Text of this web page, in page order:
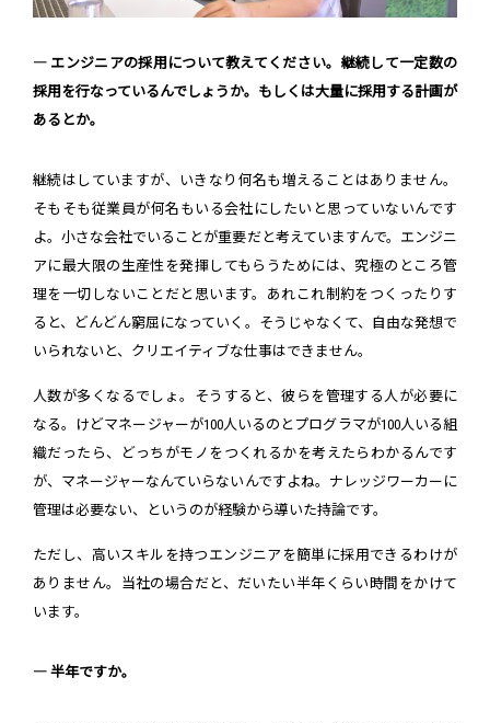
― エンジニアの採用について教えてください。継続して一定数の
採用を行なっているんでしょうか。もしくは大量に採用する計画が
あるとか。
継続はしていますが、いきなり何名も増えることはありません。
そもそも従業員が何名もいる会社にしたいと思っていないんです
よ。小さな会社でいることが重要だと考えていますんで。エンジニ
アに最大限の生産性を発揮してもらうためには、究極のところ管
理を一切しないことだと思います。あれこれ制約をつくったりす
ると、どんどん窮屈になっていく。そうじゃなくて、自由な発想で
いられないと、クリエイティブな仕事はできません。
人数が多くなるでしょ。そうすると、彼らを管理する人が必要に
なる。けどマネージャーが100人いるのとプログラマが100人いる組
織だったら、どっちがモノをつくれるかを考えたらわかるんです
が、マネージャーなんていらないんですよね。ナレッジワーカーに
管理は必要ない、というのが経験から導いた持論です。
ただし、高いスキルを持つエンジニアを簡単に採用できるわけが
ありません。当社の場合だと、だいたい半年くらい時間をかけて
います。
― 半年ですか。